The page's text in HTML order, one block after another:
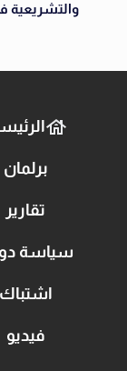
والتشريعية
برلمان
تقارير
سياسة
اشتباك
فيديو